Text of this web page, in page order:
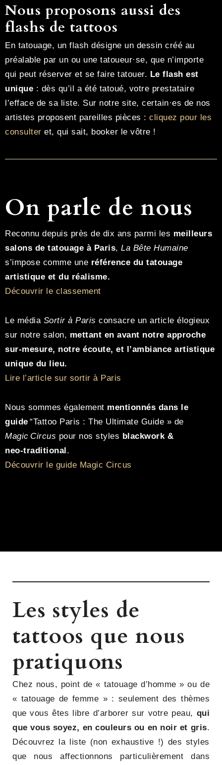
Nous proposons aussi des
flashs de tattoos
En tatouage, un flash désigne un dessin créé au
préalable par un ou une tatoueur·se, que n’importe
qui peut réserver et se faire tatouer. Le flash est
unique : dès qu’il a été tatoué, votre prestataire
l’efface de sa liste. Sur notre site, certain·es de nos
artistes proposent pareilles pièces : cliquez pour les
consulter et, qui sait, booker le vôtre !
On parle de nous
Reconnu depuis près de dix ans parmi les meilleurs
salons de tatouage à Paris, La Bête Humaine
s’impose comme une référence du tatouage
artistique et du réalisme.
Découvrir le classement
Le média Sortir à Paris consacre un article élogieux
sur notre salon, mettant en avant notre approche
sur-mesure, notre écoute, et l’ambiance artistique
unique du lieu.
Lire l’article sur sortir à Paris
Nous sommes également mentionnés dans le
guide “Tattoo Paris : The Ultimate Guide » de
Magic Circus pour nos styles blackwork &
neo‑traditional.
Découvrir le guide Magic Circus
Les styles de
tattoos que nous
pratiquons
Chez nous, point de « tatouage d’homme » ou de
« tatouage de femme » : seulement des thèmes
que vous êtes libre d’arborer sur votre peau, qui
que vous soyez, en couleurs ou en noir et gris.
Découvrez la liste (non exhaustive !) des styles
que nous affectionnons particulièrement dans